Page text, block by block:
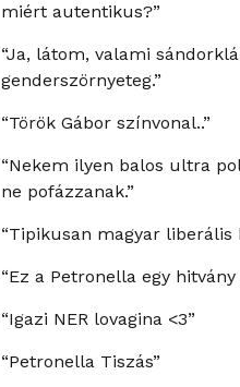
miért autentikus?”
“Ja, látom, valami
genderszörnyeteg.”
“Török Gábor színvonal..”
“Nekem ilyen balos ultra
ne pofázzanak.”
“Tipikusan magyar liberális
“Ez a Petronella egy
“Igazi NER lovagina <3”
“Petronella Tiszás”